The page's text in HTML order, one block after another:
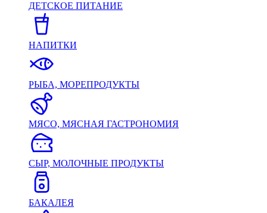
ДЕТСКОЕ ПИТАНИЕ
НАПИТКИ
РЫБА, МОРЕПРОДУКТЫ
МЯСО, МЯСНАЯ ГАСТРОНОМИЯ
СЫР, МОЛОЧНЫЕ ПРОДУКТЫ
БАКАЛЕЯ